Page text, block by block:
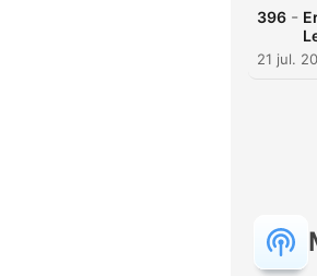
396 -
21 jul.